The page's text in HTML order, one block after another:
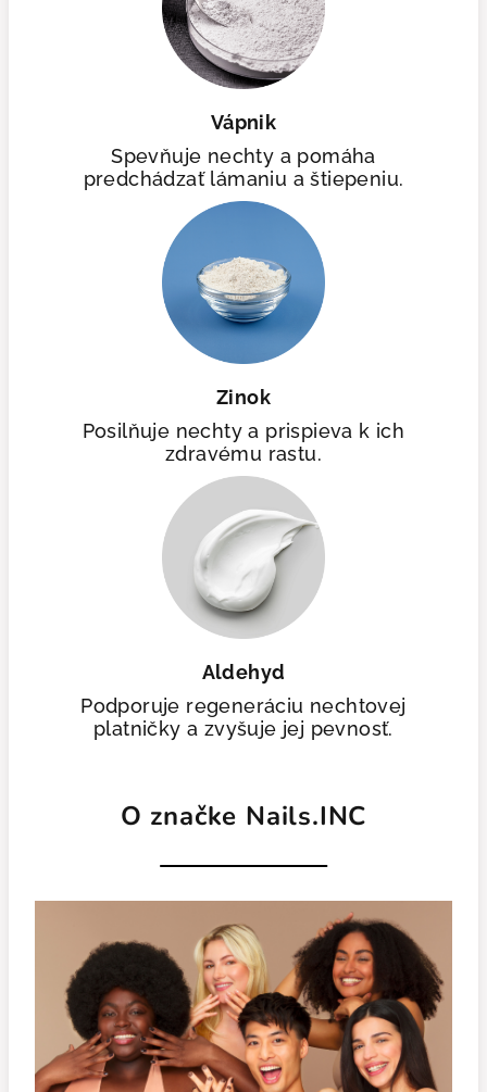
Vápnik
Spevňuje nechty a pomáha
predchádzať lámaniu a štiepeniu.
Zinok
Posilňuje nechty a prispieva k ich
zdravému rastu.
Aldehyd
Podporuje regeneráciu nechtovej
platničky a zvyšuje jej pevnosť.
O značke Nails.INC